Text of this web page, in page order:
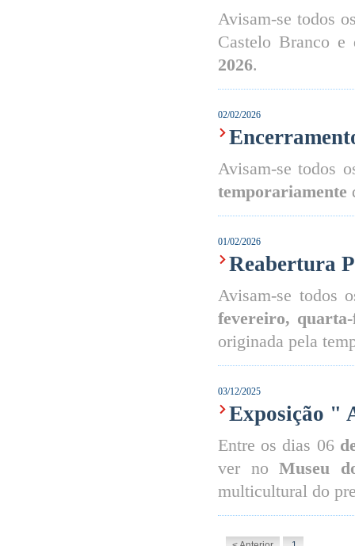
Avisam-se todos
Castelo Branco
2026.
02/02/2026
Avisam-se todos
temporariamente
01/02/2026
Reabertura
Avisam-se todos
fevereiro,
originada pela
03/12/2025
Exposição "
Entre os dias 06
ver noMuseu
multicultural do